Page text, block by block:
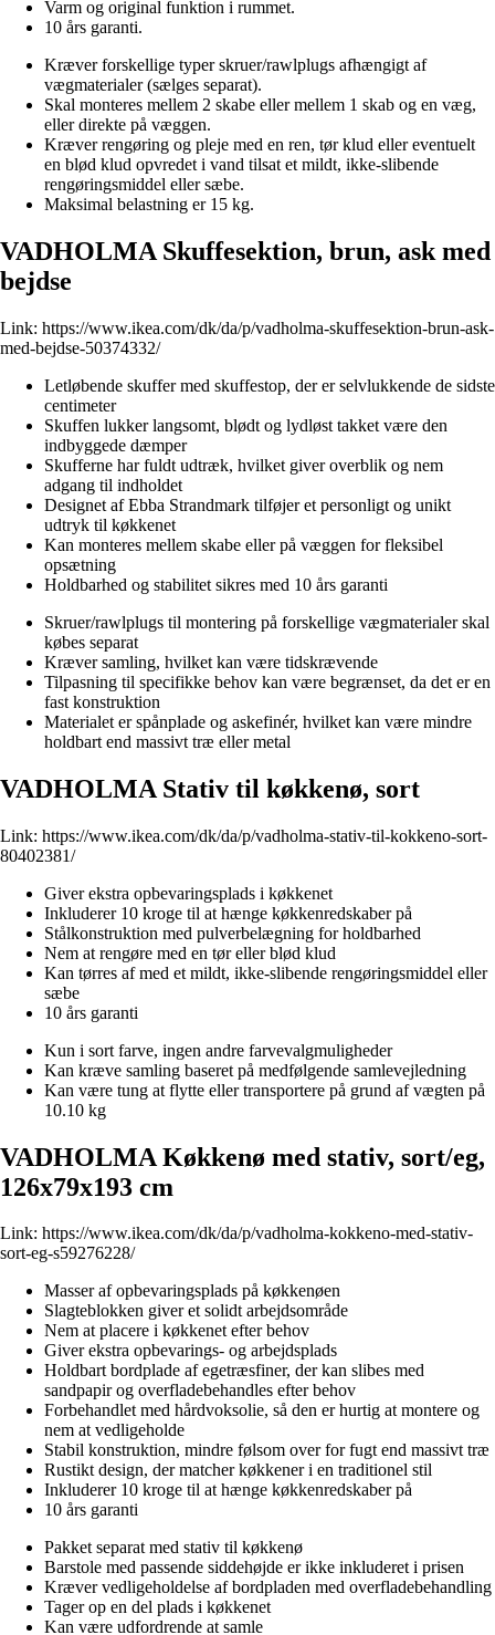
Varm og original funktion i rummet.
10 års garanti.
Kræver forskellige typer skruer/rawlplugs afhængigt af
vægmaterialer (sælges separat).
Skal monteres mellem 2 skabe eller mellem 1 skab og en væg,
eller direkte på væggen.
Kræver rengøring og pleje med en ren, tør klud eller eventuelt
en blød klud opvredet i vand tilsat et mildt, ikke-slibende
rengøringsmiddel eller sæbe.
Maksimal belastning er 15 kg.
VADHOLMA Skuffesektion, brun, ask med
bejdse
Link: https://www.ikea.com/dk/da/p/vadholma-skuffesektion-brun-ask-
med-bejdse-50374332/
Letløbende skuffer med skuffestop, der er selvlukkende de sidste
centimeter
Skuffen lukker langsomt, blødt og lydløst takket være den
indbyggede dæmper
Skufferne har fuldt udtræk, hvilket giver overblik og nem
adgang til indholdet
Designet af Ebba Strandmark tilføjer et personligt og unikt
udtryk til køkkenet
Kan monteres mellem skabe eller på væggen for fleksibel
opsætning
Holdbarhed og stabilitet sikres med 10 års garanti
Skruer/rawlplugs til montering på forskellige vægmaterialer skal
købes separat
Kræver samling, hvilket kan være tidskrævende
Tilpasning til specifikke behov kan være begrænset, da det er en
fast konstruktion
Materialet er spånplade og askefinér, hvilket kan være mindre
holdbart end massivt træ eller metal
VADHOLMA Stativ til køkkenø, sort
Link: https://www.ikea.com/dk/da/p/vadholma-stativ-til-kokkeno-sort-
80402381/
Giver ekstra opbevaringsplads i køkkenet
Inkluderer 10 kroge til at hænge køkkenredskaber på
Stålkonstruktion med pulverbelægning for holdbarhed
Nem at rengøre med en tør eller blød klud
Kan tørres af med et mildt, ikke-slibende rengøringsmiddel eller
sæbe
10 års garanti
Kun i sort farve, ingen andre farvevalgmuligheder
Kan kræve samling baseret på medfølgende samlevejledning
Kan være tung at flytte eller transportere på grund af vægten på
10.10 kg
VADHOLMA Køkkenø med stativ, sort/eg,
126x79x193 cm
Link: https://www.ikea.com/dk/da/p/vadholma-kokkeno-med-stativ-
sort-eg-s59276228/
Masser af opbevaringsplads på køkkenøen
Slagteblokken giver et solidt arbejdsområde
Nem at placere i køkkenet efter behov
Giver ekstra opbevarings- og arbejdsplads
Holdbart bordplade af egetræsfiner, der kan slibes med
sandpapir og overfladebehandles efter behov
Forbehandlet med hårdvoksolie, så den er hurtig at montere og
nem at vedligeholde
Stabil konstruktion, mindre følsom over for fugt end massivt træ
Rustikt design, der matcher køkkener i en traditionel stil
Inkluderer 10 kroge til at hænge køkkenredskaber på
10 års garanti
Pakket separat med stativ til køkkenø
Barstole med passende siddehøjde er ikke inkluderet i prisen
Kræver vedligeholdelse af bordpladen med overfladebehandling
Tager op en del plads i køkkenet
Kan være udfordrende at samle